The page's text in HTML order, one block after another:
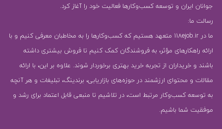
جوانان ایران و توسعه کسب‌وکارها فعالیت خود را آغاز کرد.
رسالت ما:
ما در 118ejob.ir متعهد هستیم که کسب‌وکارها را به مخاطبان معرفی کنیم و با
ارائه راهکارهای مؤثر، به فروشندگان کمک کنیم تا فروش بیشتری داشته
باشند و خریداران از تجربه خرید بهتری برخوردار شوند. علاوه بر این، با ارائه
مقالات و محتوای ارزشمند در حوزه‌های بازاریابی، برندینگ، تبلیغات و هر آنچه
به توسعه کسب‌وکار مرتبط است، در تلاشیم تا منبعی قابل اعتماد برای رشد و
موفقیت شما باشیم.